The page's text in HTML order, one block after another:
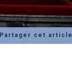
Partager cet article